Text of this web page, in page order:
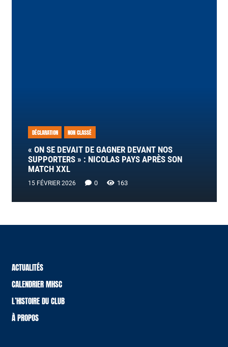
DÉCLARATION NON CLASSÉ
« ON SE DEVAIT DE GAGNER DEVANT NOS
SUPPORTERS » : NICOLAS PAYS APRÈS SON
MATCH XXL
15 FÉVRIER 2026 0 163
ACTUALITÉS
CALENDRIER MHSC
L’HISTOIRE DU CLUB
À PROPOS